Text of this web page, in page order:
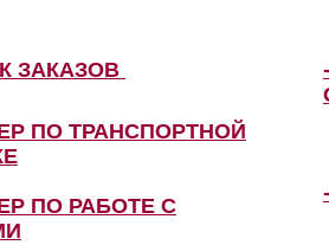
ЗАКАЗОВ
ПО ТРАНСПОРТНОЙ
ПО РАБОТЕ С